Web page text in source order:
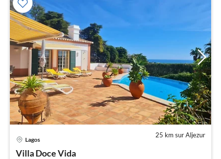
25 km sur Aljezur
Lagos
Villa Doce Vida